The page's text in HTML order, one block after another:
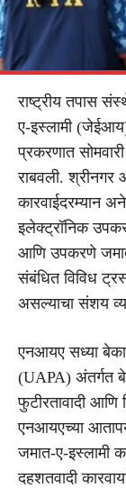
राष्ट्रीय तपास
ए-इस्लामी
प्रकरणात
राबवली. श्रीनगर
कारवाईदरम्यान
इलेक्ट्रॉनिक
आणि उपकरणे
संबंधित विविध
असल्याचा संशय
एनआयए सध्या
(UAPA) अंतर्गत
फुटीरतावादी आणि
एनआयएच्या
जमात-ए-इस्लामी
दहशतवादी